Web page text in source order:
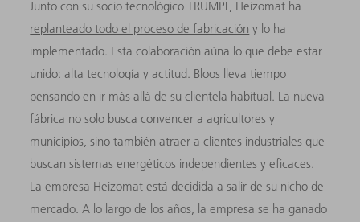
Junto con su socio tecnológico TRUMPF, Heizomat ha
replanteado todo el proceso de fabricación y lo ha
implementado. Esta colaboración aúna lo que debe estar
unido: alta tecnología y actitud. Bloos lleva tiempo
pensando en ir más allá de su clientela habitual. La nueva
fábrica no solo busca convencer a agricultores y
municipios, sino también atraer a clientes industriales que
buscan sistemas energéticos independientes y eficaces.
La empresa Heizomat está decidida a salir de su nicho de
mercado. A lo largo de los años, la empresa se ha ganado